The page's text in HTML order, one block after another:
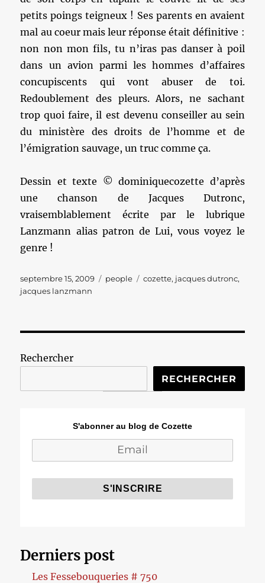
petits poings teigneux ! Ses parents en avaient
mal au coeur mais leur réponse était définitive :
non non mon fils, tu n’iras pas danser à poil
dans un avion parmi les hommes d’affaires
concupiscents qui vont abuser de toi.
Redoublement des pleurs. Alors, ne sachant
trop quoi faire, il est devenu conseiller au sein
du ministère des droits de l’homme et de
l’émigration sauvage, un truc comme ça.
Dessin et texte © dominiquecozette d’après
une chanson de Jacques Dutronc,
vraisemblablement écrite par le lubrique
Lanzmann alias patron de Lui, vous voyez le
genre !
Publié
le
septembre 15, 2009 Catégories
people Étiquettes
cozette, jacques dutronc,
jacques lanzmann
Rechercher
RECHERCHER
S'abonner au blog de Cozette
Derniers post
Les Fessebouqueries # 750